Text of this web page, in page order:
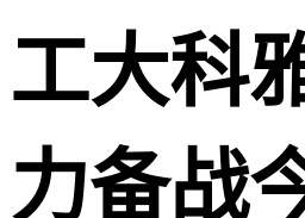
工大科
力备战